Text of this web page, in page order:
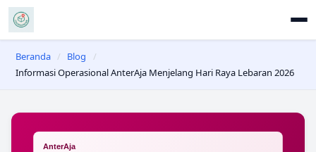
Beranda / Blog
/
Informasi Operasional AnterAja Menjelang Hari Raya Lebaran 2026